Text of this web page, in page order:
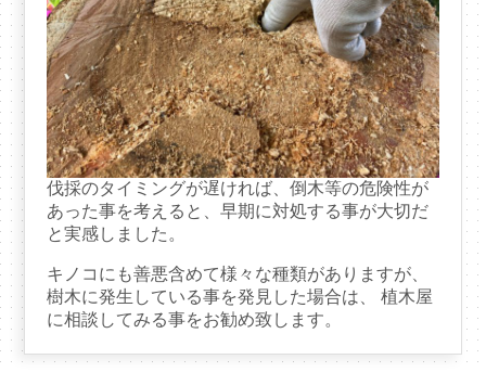
伐採のタイミングが遅ければ、倒木等の危険性が
あった事を考えると、早期に対処する事が大切だ
と実感しました。
キノコにも善悪含めて様々な種類がありますが、
樹木に発生している事を発見した場合は、 植木屋
に相談してみる事をお勧め致します。